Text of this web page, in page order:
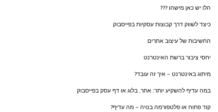
הלו יש כאן מישהו ???
כיצד לשווק דרך קבוצות עסקיות בפייסבוק
החשיבות של עיצוב אתרים
יחסי ציבור ברשת האינטרנט
מיתוג באינטרנט – איך זה עובד?
במה עדיף להשקיע יותר: אתר, בלוג או דף עסק בפייסבוק
קוד פתוח או פלטפורמה בנויה – מה עדיף?